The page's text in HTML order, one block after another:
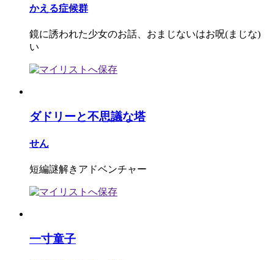
かえる症候群
鏡に誘われた少女のお話、おまじないはお呪(まじな)
い
ダドリーと不思議な塔
せん
短編謎解きアドベンチャー
一寸童子